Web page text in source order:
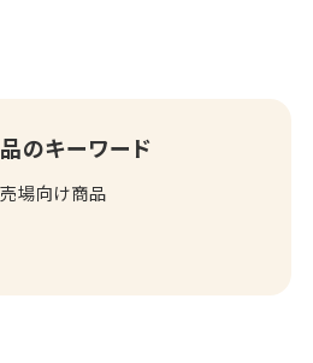
のキーワード
場向け商品